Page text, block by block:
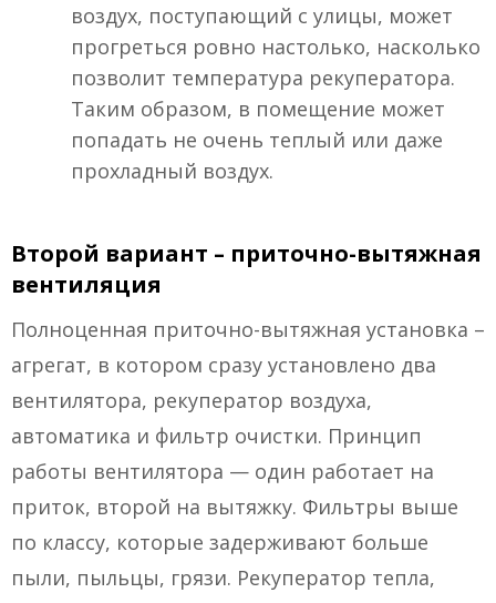
воздух, поступающий с улицы, может
прогреться ровно настолько, насколько
позволит температура рекуператора.
Таким образом, в помещение может
попадать не очень теплый или даже
прохладный воздух.
Второй вариант – приточно-вытяжная
вентиляция
Полноценная приточно-вытяжная установка –
агрегат, в котором сразу установлено два
вентилятора, рекуператор воздуха,
автоматика и фильтр очистки. Принцип
работы вентилятора — один работает на
приток, второй на вытяжку. Фильтры выше
по классу, которые задерживают больше
пыли, пыльцы, грязи. Рекуператор тепла,